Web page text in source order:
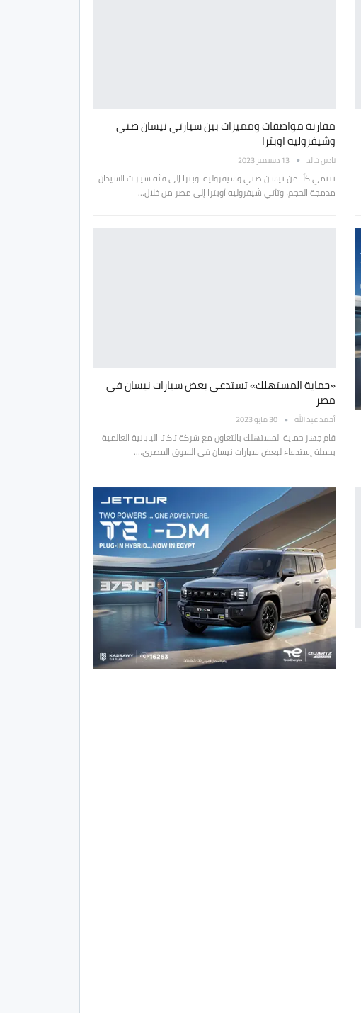
مقارنة مواصفات ومميزات بين سيارتي نيسان صني
وشيفروليه اوبترا
نادين خالد 13 ديسمبر 2023
تنتمي كلًا من نيسان صني وشيفروليه اوبترا إلى فئة سيارات السيدان
مدمجة الحجم، وتأتي شيفروليه أوبترا إلى مصر من خلال…
«حماية المستهلك» تستدعي بعض سيارات نيسان في
مصر
أحمد عبد الله 30 مايو 2023
قام جهاز حماية المستهلك بالتعاون مع شركة تاكاتا اليابانية العالمية
بحملة إستدعاء لبعض سيارات نيسان في السوق المصري،…